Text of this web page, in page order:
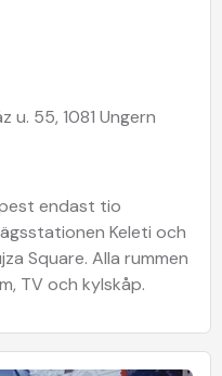
u. 55, 1081 Ungern
endast tio
Keleti och
Square. Alla rummen
TV och kylskåp.